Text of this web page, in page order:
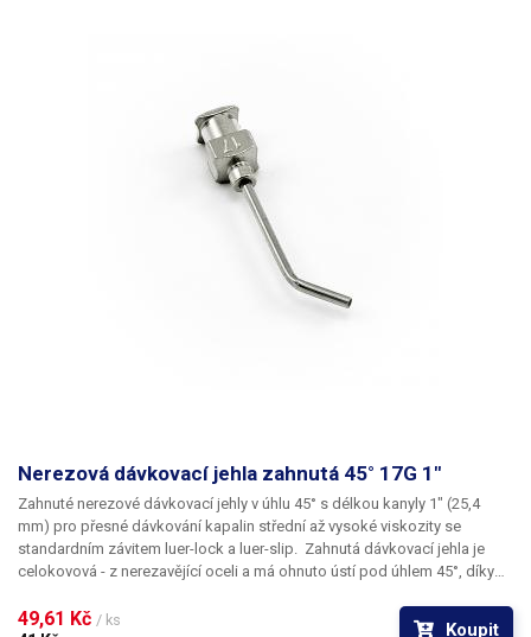
Nerezová dávkovací jehla zahnutá 45° 17G 1"
Zahnuté nerezové dávkovací jehly v úhlu 45° s délkou kanyly 1" (25,4
mm) pro přesné dávkování kapalin střední až vysoké viskozity se
standardním závitem luer-lock a luer-slip. Zahnutá dávkovací jehla je
celokovová - z nerezavějící oceli a má ohnuto ústí pod úhlem 45°, díky
nerezové jehly je vyrobena z ušlechtilé rafinované oceli a při její výrobě je
49,61 Kč / ks Koupit